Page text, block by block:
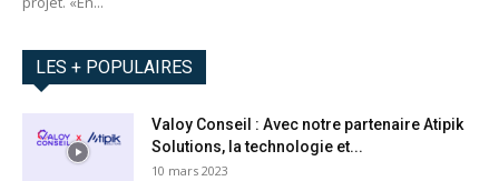
LES + POPULAIRES
Valoy Conseil : Avec notre partenaire Atipik
Solutions, la technologie et...
10 mars 2023